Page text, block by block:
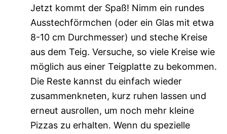
Jetzt kommt der Spaß! Nimm ein rundes
Ausstechförmchen (oder ein Glas mit etwa
8-10 cm Durchmesser) und steche Kreise
aus dem Teig. Versuche, so viele Kreise wie
möglich aus einer Teigplatte zu bekommen.
Die Reste kannst du einfach wieder
zusammenkneten, kurz ruhen lassen und
erneut ausrollen, um noch mehr kleine
Pizzas zu erhalten. Wenn du spezielle